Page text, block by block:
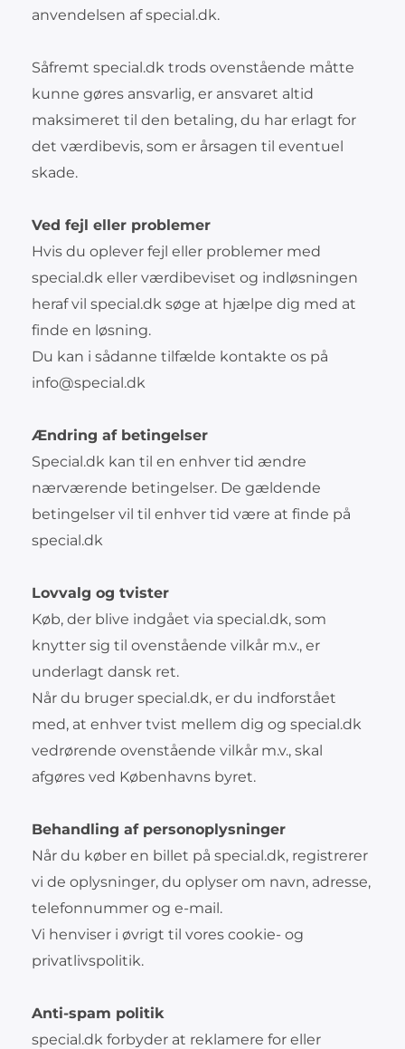
anvendelsen af special.dk.
Såfremt special.dk trods ovenstående måtte
kunne gøres ansvarlig, er ansvaret altid
maksimeret til den betaling, du har erlagt for
det værdibevis, som er årsagen til eventuel
skade.
Ved fejl eller problemer
Hvis du oplever fejl eller problemer med
special.dk eller værdibeviset og indløsningen
heraf vil special.dk søge at hjælpe dig med at
finde en løsning.
Du kan i sådanne tilfælde kontakte os på
info@special.dk
Ændring af betingelser
Special.dk kan til en enhver tid ændre
nærværende betingelser. De gældende
betingelser vil til enhver tid være at finde på
special.dk
Lovvalg og tvister
Køb, der blive indgået via special.dk, som
knytter sig til ovenstående vilkår m.v., er
underlagt dansk ret.
Når du bruger special.dk, er du indforstået
med, at enhver tvist mellem dig og special.dk
vedrørende ovenstående vilkår m.v., skal
afgøres ved Københavns byret.
Behandling af personoplysninger
Når du køber en billet på special.dk, registrerer
vi de oplysninger, du oplyser om navn, adresse,
telefonnummer og e-mail.
Vi henviser i øvrigt til vores cookie- og
privatlivspolitik.
Anti-spam politik
special.dk forbyder at reklamere for eller